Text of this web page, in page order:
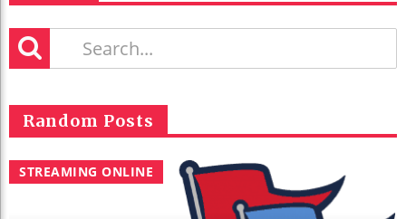
Random Posts
STREAMING ONLINE